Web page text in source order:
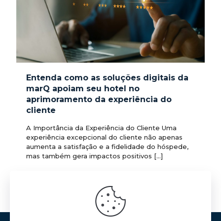
Entenda como as soluções digitais da
marQ apoiam seu hotel no
aprimoramento da experiência do
cliente
A Importância da Experiência do Cliente Uma
experiência excepcional do cliente não apenas
aumenta a satisfação e a fidelidade do hóspede,
mas também gera impactos positivos […]